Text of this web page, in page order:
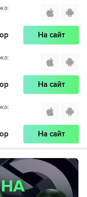
:
На сайт
:
На сайт
:
На сайт